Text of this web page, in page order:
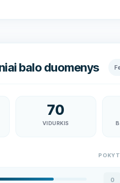
balo duomenys
70
VIDURKIS
0